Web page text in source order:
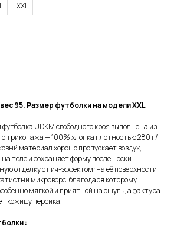
XXL
95. Размер футболки на модели XXL
UDKM свободного кроя выполнена из
трикотажа — 100% хлопка плотностью 280 г/
материал хорошо пропускает воздух,
теле и сохраняет форму после носки.
отделку с пич-эффектом: на её поверхности
микроворс, благодаря которому
мягкой и приятной на ощупь, а фактура
кожицу персика.
: